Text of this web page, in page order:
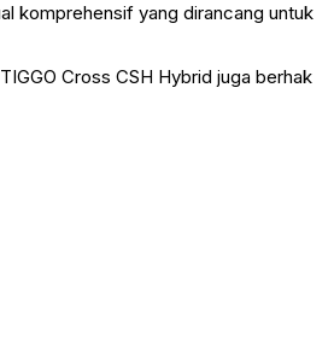
komprehensif yang dirancang untuk
Cross CSH Hybrid juga berhak